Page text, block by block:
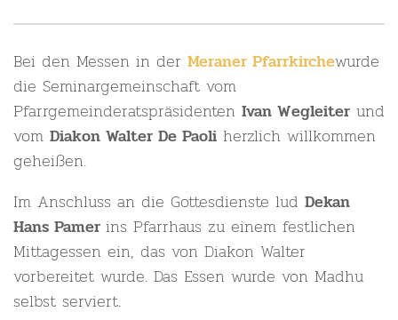
Bei den Messen in der Meraner Pfarrkirchewurde
die Seminargemeinschaft vom
Pfarrgemeinderatspräsidenten Ivan Wegleiter und
vom Diakon Walter De Paoli herzlich willkommen
geheißen.
Im Anschluss an die Gottesdienste lud Dekan
Hans Pamer ins Pfarrhaus zu einem festlichen
Mittagessen ein, das von Diakon Walter
vorbereitet wurde. Das Essen wurde von Madhu
selbst serviert.